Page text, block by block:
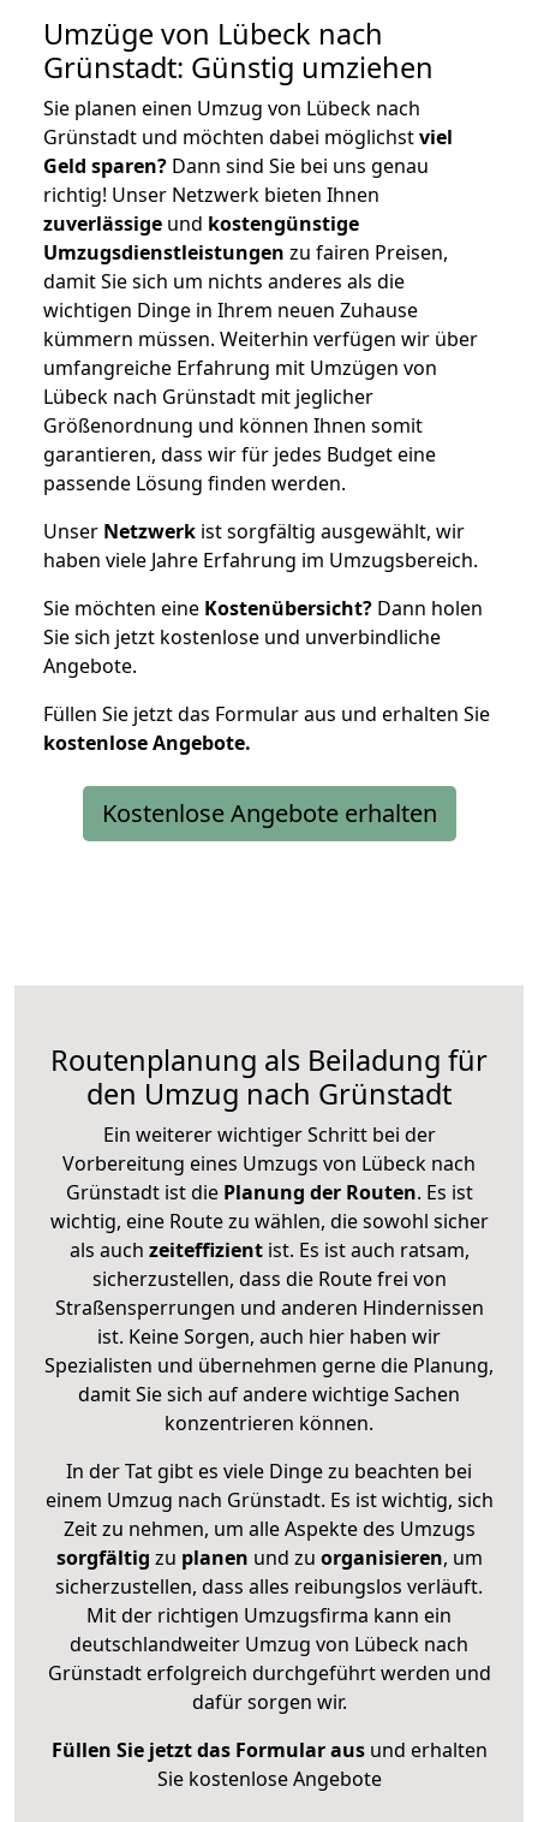
Umzüge von Lübeck nach
Grünstadt: Günstig umziehen
Sie planen einen Umzug von Lübeck nach
Grünstadt und möchten dabei möglichstviel
Geld sparen? Dann sind Sie bei uns genau
richtig! Unser Netzwerk bieten Ihnen
zuverlässige und kostengünstige
Umzugsdienstleistungen zu fairen Preisen,
damit Sie sich um nichts anderes als die
wichtigen Dinge in Ihrem neuen Zuhause
kümmern müssen. Weiterhin verfügen wir über
umfangreiche Erfahrung mit Umzügen von
Lübeck nach Grünstadt mit jeglicher
Größenordnung und können Ihnen somit
garantieren, dass wir für jedes Budget eine
passende Lösung finden werden.
Unser Netzwerk ist sorgfältig ausgewählt, wir
haben viele Jahre Erfahrung im Umzugsbereich.
Sie möchten eine Kostenübersicht? Dann holen
Sie sich jetzt kostenlose und unverbindliche
Angebote.
Füllen Sie jetzt das Formular aus und erhalten Sie
kostenloseAngebote.
Kostenlose Angebote erhalten
Routenplanung als Beiladung für
den Umzug nach Grünstadt
Ein weiterer wichtiger Schritt bei der
Vorbereitung eines Umzugs von Lübeck nach
Grünstadt ist diePlanung der Routen. Es ist
wichtig, eine Route zu wählen, die sowohl sicher
als auch zeiteffizientist. Es ist auch ratsam,
sicherzustellen, dass die Route frei von
Straßensperrungen und anderen Hindernissen
ist. Keine Sorgen, auch hier haben wir
Spezialisten und übernehmen gerne die Planung,
damit Sie sich auf andere wichtige Sachen
konzentrieren können.
In der Tat gibt es viele Dinge zu beachten bei
einem Umzug nach Grünstadt. Es ist wichtig, sich
Zeit zu nehmen, um alle Aspekte des Umzugs
sorgfältig zu planen und zu organisieren, um
sicherzustellen, dass alles reibungslos verläuft.
Mit der richtigen Umzugsfirma kann ein
deutschlandweiter Umzug von Lübeck nach
Grünstadt erfolgreich durchgeführt werden und
dafür sorgen wir.
Füllen Sie jetzt das Formular ausund erhalten
Sie kostenlose Angebote